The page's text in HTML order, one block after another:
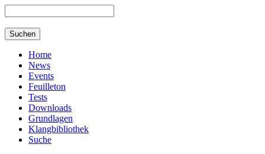
Home
News
Events
Feuilleton
Tests
Downloads
Grundlagen
Klangbibliothek
Suche